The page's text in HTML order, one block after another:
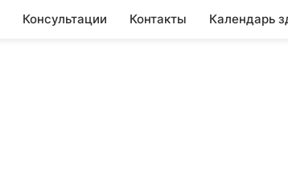
Консультации Контакты Календарь